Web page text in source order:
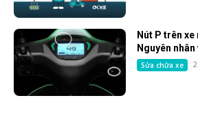
Nút P trên
Nguyên
Sửa chữa xe